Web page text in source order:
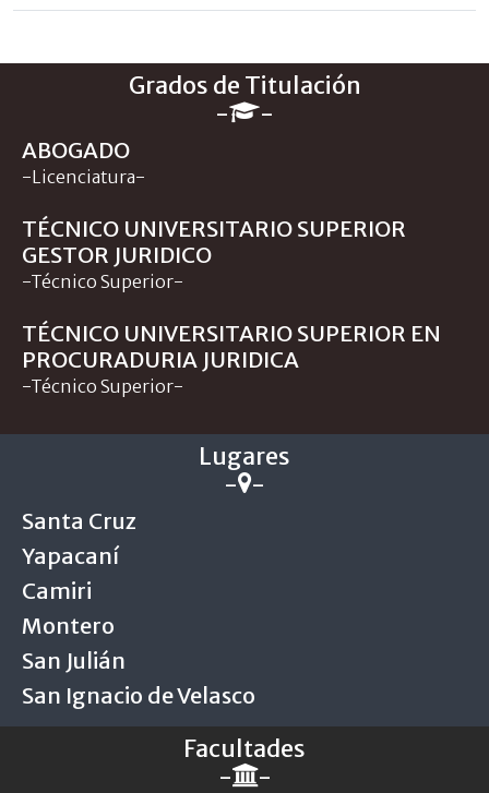
Grados de Titulación
-
-
ABOGADO
-Licenciatura-
TÉCNICO UNIVERSITARIO SUPERIOR
GESTOR JURIDICO
-Técnico Superior-
TÉCNICO UNIVERSITARIO SUPERIOR EN
PROCURADURIA JURIDICA
-Técnico Superior-
Lugares
- -
Santa Cruz
Yapacaní
Camiri
Montero
San Julián
San Ignacio de Velasco
Facultades
-
-